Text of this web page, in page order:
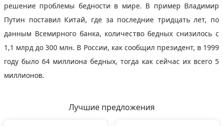
решение проблемы бедности в мире. В пример Владимир
Путин поставил Китай, где за последние тридцать лет, по
данным Всемирного банка, количество бедных снизилось с
1,1 млрд до 300 млн. В России, как сообщил президент, в 1999
году было 64 миллиона бедных, тогда как сейчас их всего 5
миллионов.
Лучшие предложения